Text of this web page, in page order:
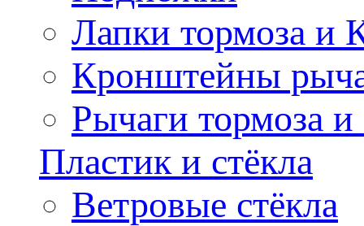
Лапки тормоза и
Кронштейны
Рычаги тормоза и
Пластик и стёкла
Ветровые стёкла